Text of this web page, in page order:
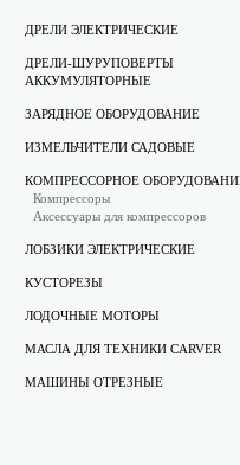
ДРЕЛИ ЭЛЕКТРИЧЕСКИЕ
ДРЕЛИ-ШУРУПОВЕРТЫ
АККУМУЛЯТОРНЫЕ
ЗАРЯДНОЕ ОБОРУДОВАНИЕ
ИЗМЕЛЬЧИТЕЛИ САДОВЫЕ
КОМПРЕССОРНОЕ
Компрессоры
Аксессуары для компрессоров
ЛОБЗИКИ ЭЛЕКТРИЧЕСКИЕ
КУСТОРЕЗЫ
ЛОДОЧНЫЕ МОТОРЫ
МАСЛА ДЛЯ ТЕХНИКИ CARVER
МАШИНЫ ОТРЕЗНЫЕ